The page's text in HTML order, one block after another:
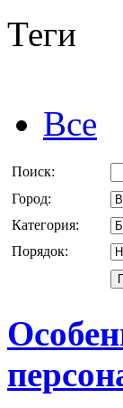
Теги
Все
Поиск:
Город:
Категория:
Порядок: